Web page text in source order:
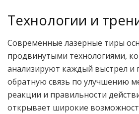
Технологии и
Современные лазерные тиры
продвинутыми технологиями,
анализируют каждый выстрел и
обратную связь по улучшению
реакции и правильности
открывает широкие